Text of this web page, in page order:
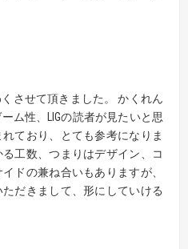
させて頂きました。 かくれん
ム性、LIGの読者が見たいと思
ており、とても参考になりま
工数、つまりはデザイン、コ
ドの兼ね合いもありますが、
だきまして、形にしていける